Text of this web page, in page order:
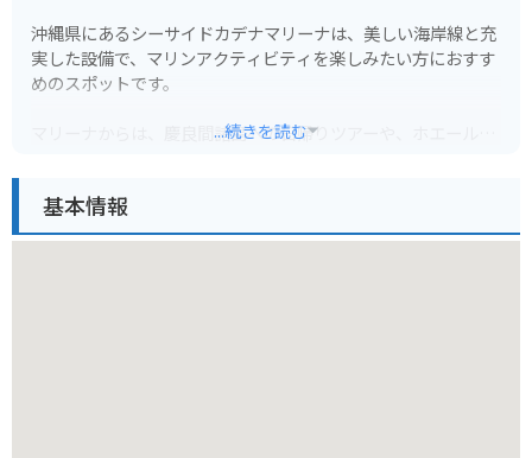
沖縄県にあるシーサイドカデナマリーナは、美しい海岸線と充
実した設備で、マリンアクティビティを楽しみたい方におすす
めのスポットです。
マリーナからは、慶良間諸島への日帰りツアーや、ホエールウ
礁で知られ、シュノーケリングやダイビングのメッカとして人
気です。運が良ければ、ウミガメに出会えるかもしれません。
...続きを読む
基本情報